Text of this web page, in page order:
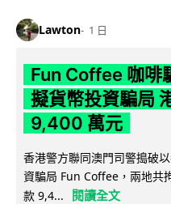
Lawton 1 日
Fun Coffee 咖啡
擬貨幣投資騙局
9,400 萬元
香港警方聯同澳門司警搗破
資騙局 Fun Coffee，兩地共
款 9,4...
閱讀全文